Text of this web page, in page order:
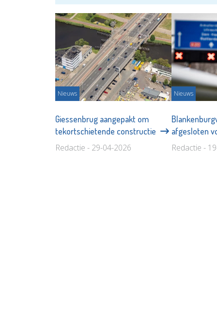
Nieuws
Giessenbrug aangepakt om
tekortschietende constructie
Redactie - 29-04-2026
Nieuws
afgesloten
Redactie -